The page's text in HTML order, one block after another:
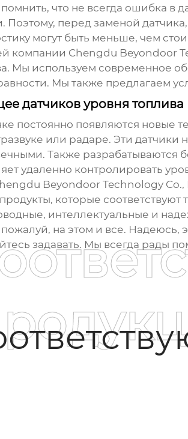
что не всегда ошибка в
Поэтому, перед заменой
могут быть меньше, чем
компании Chengdu Beyondoor
Мы используем современное
Мы также предлагаем
датчиков уровня топлива
постоянно появляются новые
или радаре. Эти
Также разрабатываются
удаленно контролировать
Beyondoor Technology
которые
интеллектуальные и
пожалуй, на этом и все. Надеюсь,
задавать. Мы всегда рады